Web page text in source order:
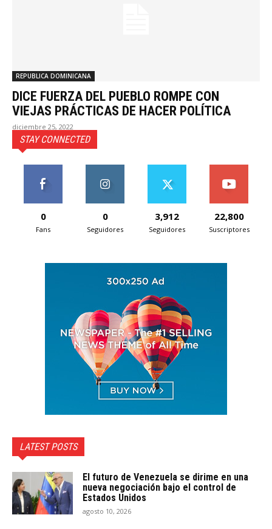
REPUBLICA DOMINICANA
DICE FUERZA DEL PUEBLO ROMPE CON
VIEJAS PRÁCTICAS DE HACER POLÍTICA
diciembre 25, 2022
STAY CONNECTED
0
Fans
0
Seguidores
3,912
Seguidores
22,800
Suscriptores
LATEST POSTS
El futuro de Venezuela se dirime en una
nueva negociación bajo el control de
Estados Unidos
agosto 10, 2026